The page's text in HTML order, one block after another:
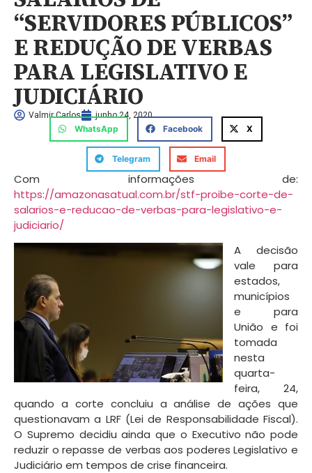
“SERVIDORES PÚBLICOS”
E REDUÇÃO DE VERBAS
PARA LEGISLATIVO E
JUDICIÁRIO
Valmir Carlos junho 24, 2020
WhatsApp Facebook X
Telegram Email
Com informações de:
https://amazonasatual.com.br/stf-proibe-corte-de-
salarios-e-reducao-de-verbas-para-legislativo-e-
judiciario/
A decisão
vale para
estados,
municípios
e para
União e foi
tomada
nesta
quarta-
feira, 24,
quando a corte concluiu a análise de ações que
questionavam a LRF (Lei de Responsabilidade Fiscal).
O Supremo decidiu ainda que o Executivo não pode
reduzir o repasse de verbas aos poderes Legislativo e
Judiciário em tempos de crise financeira.